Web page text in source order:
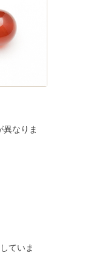
なりま
ていま